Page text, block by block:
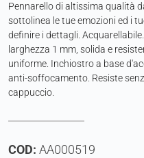
Pennarello di altissima qualità
sottolinea le tue emozioni ed i
definire i dettagli.
larghezza 1 mm, solida e
uniforme. Inchiostro a base
anti-soffocamento. Resiste
cappuccio.
COD: AA000519